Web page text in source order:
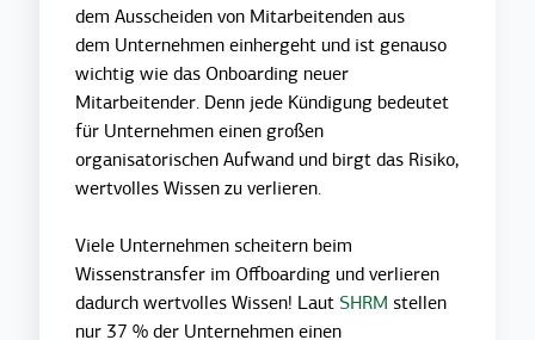
dem Ausscheiden von Mitarbeitenden aus
dem Unternehmen einhergeht und ist genauso
wichtig wie das Onboarding neuer
Mitarbeitender. Denn jede Kündigung bedeutet
für Unternehmen einen großen
organisatorischen Aufwand und birgt das Risiko,
wertvolles Wissen zu verlieren.
Viele Unternehmen scheitern beim
Wissenstransfer im Offboarding und verlieren
dadurch wertvolles Wissen! Laut SHRM stellen
nur 37 % der Unternehmen einen